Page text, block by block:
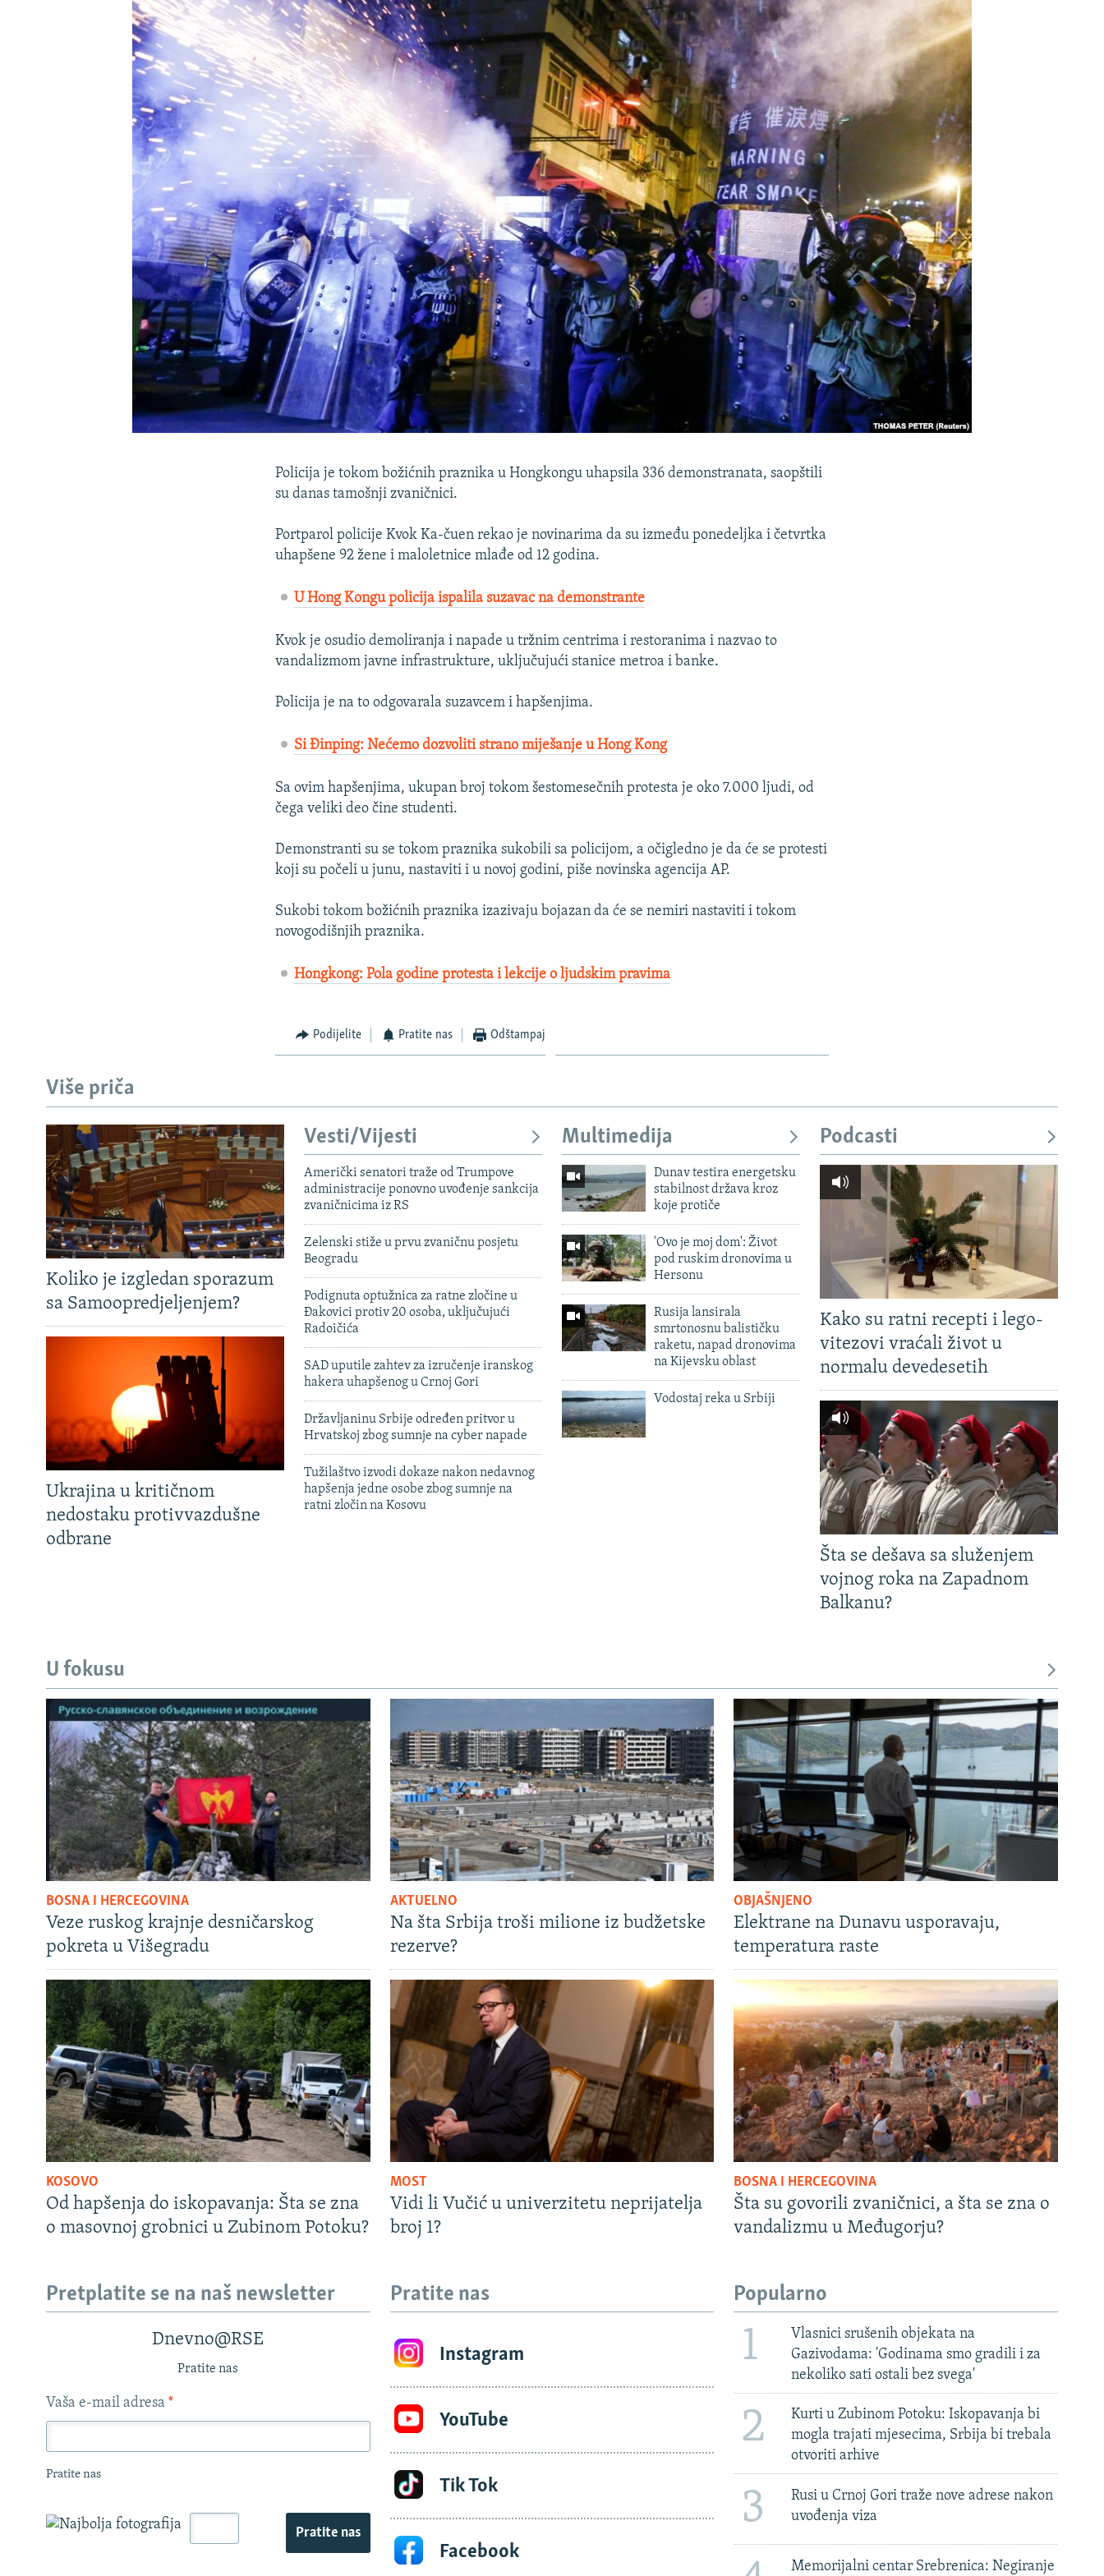
GENOCID U SREBRENICI
POPLAVE I KLIZIŠTA U BIH 2024.
TRI DECENIJE OD RATA U BIH
NASTANAK I RASPAD JUGOSLAVIJE
Policija je tokom božićnih praznika u Hongkongu uhapsila 336 demonstranata, saopštili
su danas tamošnji zvaničnici.
Portparol policije Kvok Ka-čuen rekao je novinarima da su između ponedeljka i četvrtka
uhapšene 92 žene i maloletnice mlađe od 12 godina.
U Hong Kongu policija ispalila suzavac na demonstrante
Kvok je osudio demoliranja i napade u tržnim centrima i restoranima i nazvao to
vandalizmom javne infrastrukture, uključujući stanice metroa i banke.
Policija je na to odgovarala suzavcem i hapšenjima.
Si Đinping: Nećemo dozvoliti strano miješanje u Hong Kong
Sa ovim hapšenjima, ukupan broj tokom šestomesečnih protesta je oko 7.000 ljudi, od
čega veliki deo čine studenti.
Demonstranti su se tokom praznika sukobili sa policijom, a očigledno je da će se protesti
koji su počeli u junu, nastaviti i u novoj godini, piše novinska agencija AP.
Sukobi tokom božićnih praznika izazivaju bojazan da će se nemiri nastaviti i tokom
novogodišnjih praznika.
Hongkong: Pola godine protesta i lekcije o ljudskim pravima
Podijelite Pratite nas Odštampaj
Više priča
Koliko je izgledan sporazum
sa Samoopredjeljenjem?
Ukrajina u kritičnom
nedostaku protivvazdušne
odbrane
Vesti/Vijesti
Američki senatori traže od Trumpove
administracije ponovno uvođenje sankcija
zvaničnicima iz RS
Zelenski stiže u prvu zvaničnu posjetu
Beogradu
Podignuta optužnica za ratne zločine u
Đakovici protiv 20 osoba, uključujući
Radoičića
SAD uputile zahtev za izručenje iranskog
hakera uhapšenog u Crnoj Gori
Državljaninu Srbije određen pritvor u
Hrvatskoj zbog sumnje na cyber napade
Tužilaštvo izvodi dokaze nakon nedavnog
hapšenja jedne osobe zbog sumnje na
ratni zločin na Kosovu
Multimedija
Dunav testira energetsku
stabilnost država kroz
koje protiče
'Ovo je moj dom': Život
pod ruskim dronovima u
Hersonu
Rusija lansirala
smrtonosnu balističku
raketu, napad dronovima
na Kijevsku oblast
Vodostaj reka u Srbiji
Podcasti
Kako su ratni recepti i lego-
vitezovi vraćali život u
normalu devedesetih
Šta se dešava sa služenjem
vojnog roka na Zapadnom
Balkanu?
U fokusu
BOSNA I HERCEGOVINA
Veze ruskog krajnje desničarskog
pokreta u Višegradu
AKTUELNO
Na šta Srbija troši milione iz budžetske
rezerve?
OBJAŠNJENO
Elektrane na Dunavu usporavaju,
temperatura raste
KOSOVO
Od hapšenja do iskopavanja: Šta se zna
o masovnoj grobnici u Zubinom Potoku?
MOST
Vidi li Vučić u univerzitetu neprijatelja
broj 1?
BOSNA I HERCEGOVINA
Šta su govorili zvaničnici, a šta se zna o
vandalizmu u Međugorju?
Pretplatite se na naš newsletter
Dnevno@RSE
Pratite nas
Vaša e-mail adresa *
Pratite nas
Pratite nas
Pratite nas
Instagram
YouTube
Tik Tok
Facebook
Popularno
1
Vlasnici srušenih objekata na
Gazivodama: 'Godinama smo gradili i za
nekoliko sati ostali bez svega'
2
Kurti u Zubinom Potoku: Iskopavanja bi
mogla trajati mjesecima, Srbija bi trebala
otvoriti arhive
3
Rusi u Crnoj Gori traže nove adrese nakon
uvođenja viza
Memorijalni centar Srebrenica: Negiranje